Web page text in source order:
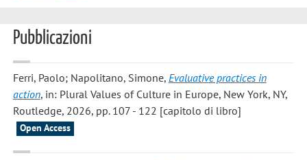
Pubblicazioni
Ferri, Paolo; Napolitano, Simone, Evaluative practices in
action, in: Plural Values of Culture in Europe, New York, NY,
Routledge, 2026, pp. 107 - 122 [capitolo di libro]
Open Access